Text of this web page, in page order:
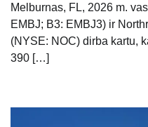
Melburnas, FL, 2026 m.
EMBJ; B3: EMBJ3) ir
(NYSE: NOC) dirba kartu,
390 […]